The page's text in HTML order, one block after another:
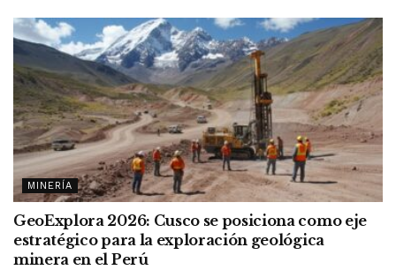
MINERÍA
GeoExplora 2026: Cusco se posiciona como eje
estratégico para la exploración geológica
minera en el Perú